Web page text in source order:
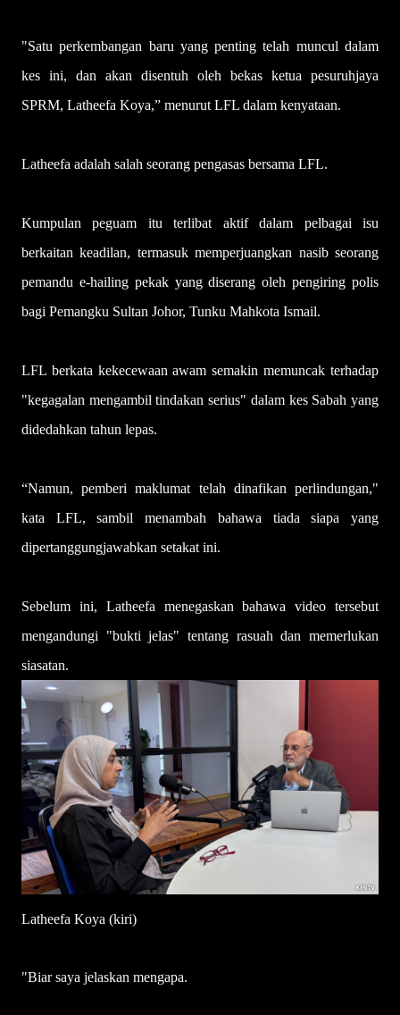
"Satu perkembangan baru yang penting telah muncul dalam
kes ini, dan akan disentuh oleh bekas ketua pesuruhjaya
SPRM, Latheefa Koya,” menurut LFL dalam kenyataan.
Latheefa adalah salah seorang pengasas bersama LFL.
Kumpulan peguam itu terlibat aktif dalam pelbagai isu
berkaitan keadilan, termasuk memperjuangkan nasib seorang
pemandu e-hailing pekak yang diserang oleh pengiring polis
bagi Pemangku Sultan Johor, Tunku Mahkota Ismail.
LFL berkata kekecewaan awam semakin memuncak terhadap
"kegagalan mengambil tindakan serius" dalam kes Sabah yang
didedahkan tahun lepas.
“Namun, pemberi maklumat telah dinafikan perlindungan,"
kata LFL, sambil menambah bahawa tiada siapa yang
dipertanggungjawabkan setakat ini.
Sebelum ini, Latheefa menegaskan bahawa video tersebut
mengandungi "bukti jelas" tentang rasuah dan memerlukan
siasatan.
Latheefa Koya (kiri)
"Biar saya jelaskan mengapa.